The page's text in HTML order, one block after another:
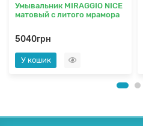
Умывальник MIRAGGIO NICE
матовый с литого мрамора
5040грн
У кошик